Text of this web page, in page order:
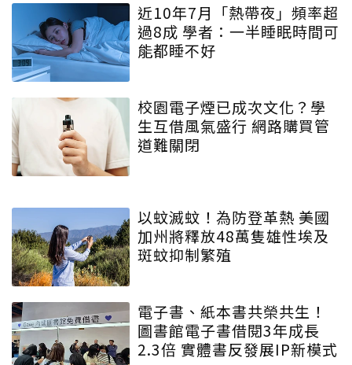
近10年7月「熱帶夜」頻率超
過8成 學者：一半睡眠時間可
能都睡不好
校園電子煙已成次文化？學
生互借風氣盛行 網路購買管
道難關閉
以蚊滅蚊！為防登革熱 美國
加州將釋放48萬隻雄性埃及
斑蚊抑制繁殖
電子書、紙本書共榮共生！
圖書館電子書借閱3年成長
2.3倍 實體書反發展IP新模式